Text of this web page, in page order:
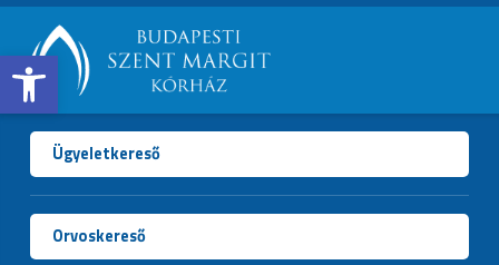
Open toolbar
BUDAPESTI
SZENT
MARGIT
KÓRHÁZ
Ügyeletkereső
Orvoskereső